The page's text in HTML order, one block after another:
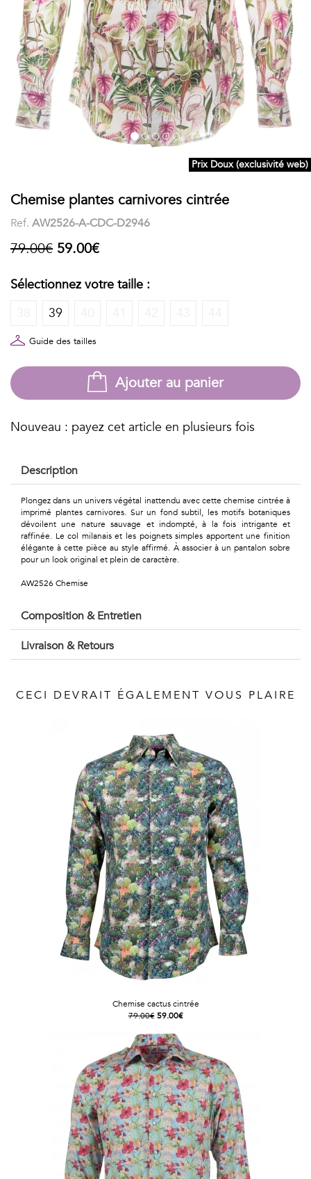
Col
Stand-
up
Voir
IMPRIMÉES
Faune
Flore
Géométriques
Talents
&
Métiers
Petits
Urbain
Vintage
Voir
courtes
POLOS
FEMME
Imprimés
Chaussettes
Boxers
Accessoires
Prix Doux (exclusivité web)
Chemise plantes carnivores cintrée
Ref. AW2526-A-CDC-D2946
79.00€ 59.00€
Sélectionnez votre taille :
39
Guide des tailles
Ajouter au panier
Nouveau : payez cet article en plusieurs fois
Description
Plongez dans un univers végétal inattendu avec cette chemise cintrée à
imprimé plantes carnivores. Sur un fond subtil, les motifs botaniques
dévoilent une nature sauvage et indompté, à la fois intrigante et
raffinée. Le col milanais et les poignets simples apportent une finition
élégante à cette pièce au style affirmé. À associer à un pantalon sobre
pour un look original et plein de caractère.
AW2526 Chemise
Composition & Entretien
Livraison & Retours
CECI DEVRAIT ÉGALEMENT VOUS PLAIRE
Chemise cactus cintrée
79.00€ 59.00€